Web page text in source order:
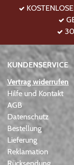
KUNDENSERVICE
Vertrag widerrufen
Hilfe und Kontakt
AGB
Datenschutz
Bestellung
Lieferung
Reklamation
Rücksendung